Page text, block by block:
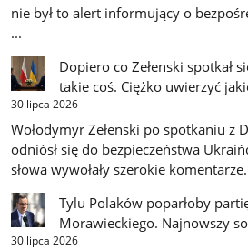
nie był to alert informujący o
...
Dopiero co Zełenski spotkał
takie coś. Ciężko uwierzyć
30 lipca 2026
Wołodymyr Zełenski po spotkaniu z
odniósł się do bezpieczeństwa
słowa wywołały szerokie
Tylu Polaków poparłoby
Morawieckiego. Najnowszy
30 lipca 2026